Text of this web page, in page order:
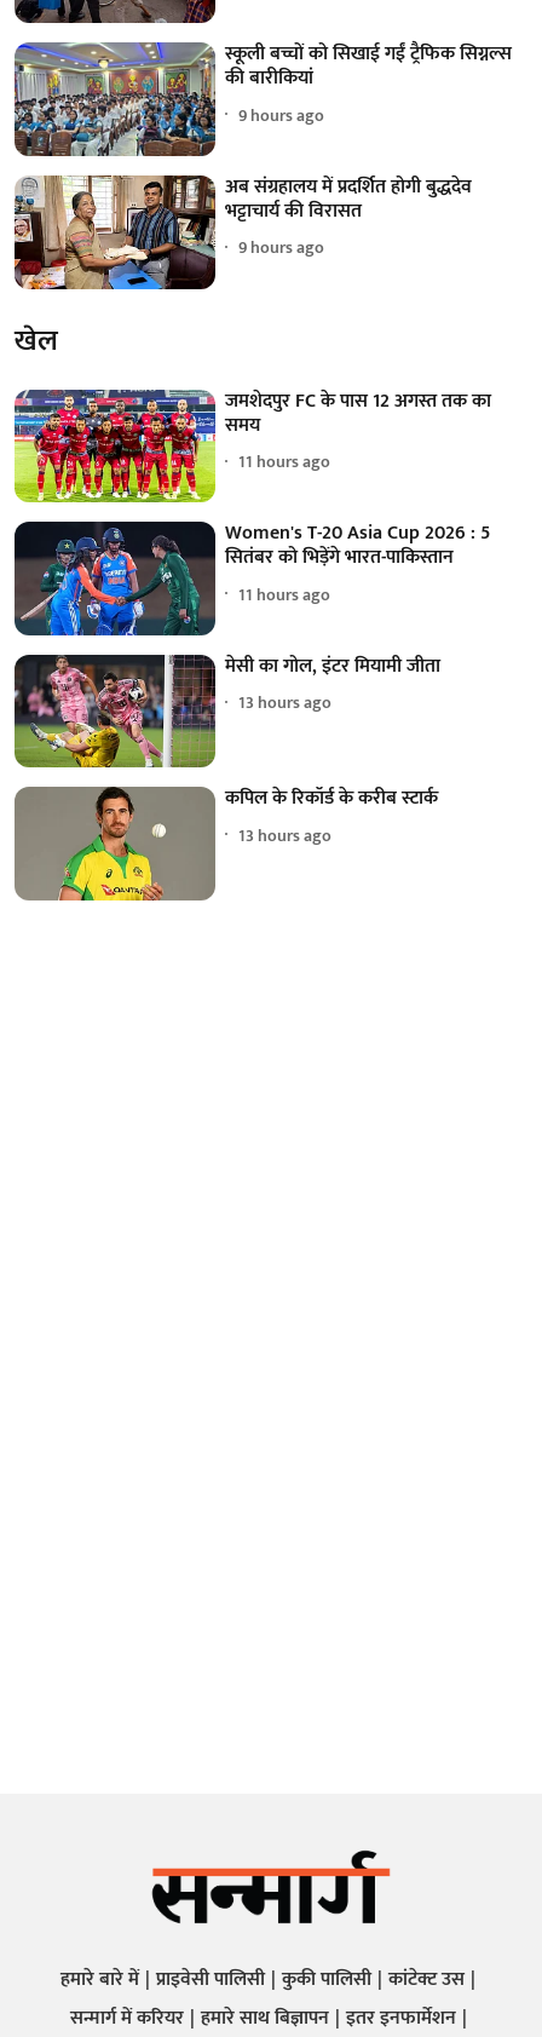
स्कूली बच्चों को सिखाई गईं ट्रैफिक सिग्नल्स
की बारीकियां
9 hours ago
अब संग्रहालय में प्रदर्शित होगी बुद्धदेव
भट्टाचार्य की विरासत
9 hours ago
खेल
जमशेदपुर FC के पास 12 अगस्त तक का
समय
11 hours ago
Women's T-20 Asia Cup 2026 : 5
सितंबर को भिड़ेंगे भारत-पाकिस्तान
11 hours ago
मेसी का गोल, इंटर मियामी जीता
13 hours ago
कपिल के रिकॉर्ड के करीब स्टार्क
13 hours ago
हमारे बारे में प्राइवेसी पालिसी कुकी पालिसी कांटेक्ट उस
सन्मार्ग में करियर हमारे साथ बिज्ञापन इतर इनफार्मेशन